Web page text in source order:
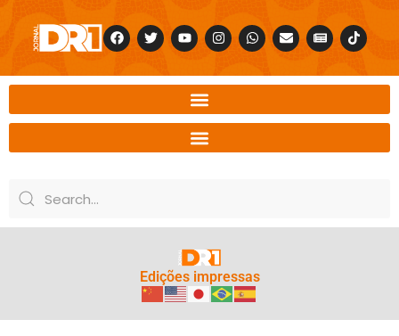
Edições impressas